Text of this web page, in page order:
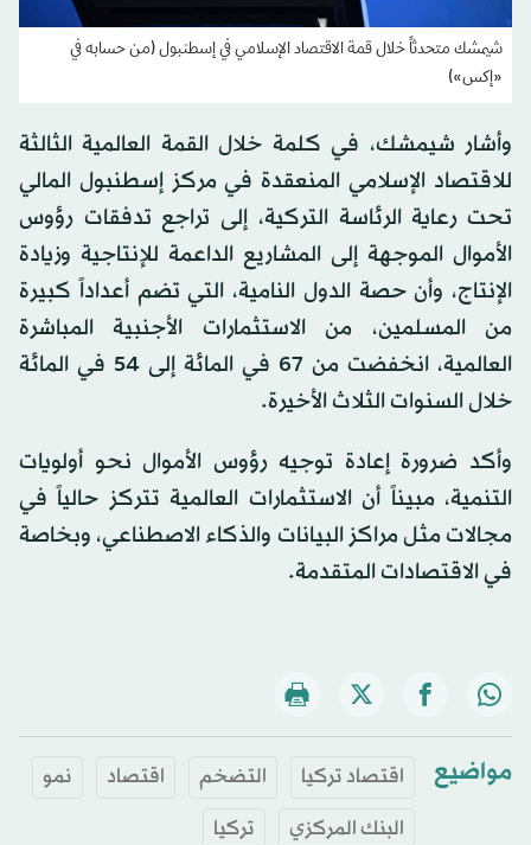
شيمشك متحدثاً خلال قمة الاقتصاد الإسلامي في إسطنبول (من حسابه في
«إكس»)
وأشار شيمشك، في كلمة خلال القمة العالمية الثالثة
للاقتصاد الإسلامي المنعقدة في مركز إسطنبول المالي
تحت رعاية الرئاسة التركية، إلى تراجع تدفقات رؤوس
الأموال الموجهة إلى المشاريع الداعمة للإنتاجية وزيادة
الإنتاج، وأن حصة الدول النامية، التي تضم أعداداً كبيرة
من المسلمين، من الاستثمارات الأجنبية المباشرة
العالمية، انخفضت من 67 في المائة إلى 54 في المائة
خلال السنوات الثلاث الأخيرة.
وأكد ضرورة إعادة توجيه رؤوس الأموال نحو أولويات
التنمية، مبيناً أن الاستثمارات العالمية تتركز حالياً في
مجالات مثل مراكز البيانات والذكاء الاصطناعي، وبخاصة
في الاقتصادات المتقدمة.
مواضيع اقتصاد تركيا التضخم اقتصاد
نمو
البنك المركزي
تركيا